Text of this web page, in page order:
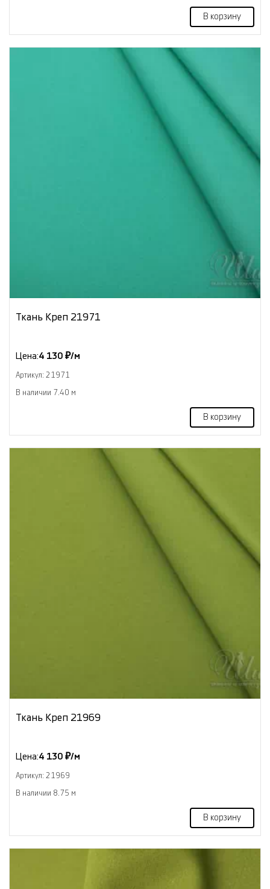
В корзину
Ткань Креп 21971
Цена:4 130 ₽/м
Артикул: 21971
В наличии 7.40 м
В корзину
Ткань Креп 21969
Цена:4 130 ₽/м
Артикул: 21969
В наличии 8.75 м
В корзину